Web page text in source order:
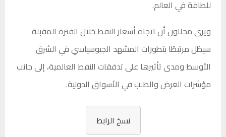
للطاقة في العالم.
ويرى محللون أن اتجاه أسعار النفط خلال الفترة المقبلة
سيظل مرتبطًا بتطورات المشهد الجيوسياسي في الشرق
الأوسط ومدى تأثيرها على تدفقات النفط العالمية، إلى جانب
مؤشرات العرض والطلب في الأسواق الدولية.
نسخ الرابط